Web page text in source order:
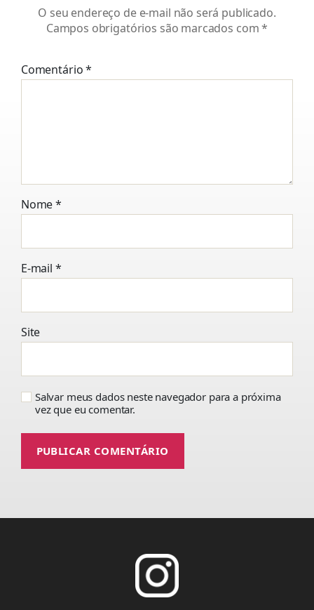
O seu endereço de e-mail não será publicado.
Campos obrigatórios são marcados com*
Comentário*
Nome*
E-mail *
Site
Salvar meus dados neste navegador para a próxima
vez que eu comentar.